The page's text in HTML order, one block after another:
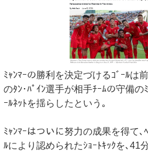
ﾐｬﾝﾏｰの勝利を決定づけるｺﾞｰﾙは
のﾀﾝ･ﾊﾟｲﾝ選手が相手ﾁｰﾑの守備の
ｰﾙﾈｯﾄを揺らしたという｡
ﾐｬﾝﾏｰはついに努力の成果を得て､
ﾙにより認められたｼｮｰﾄｷｯｸを､41